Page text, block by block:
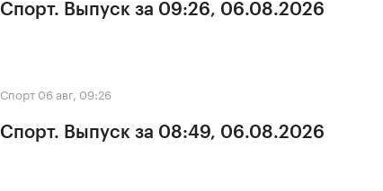
Спорт. Выпуск за 09:26, 06.08.2026
Спорт 06 авг, 09:26
Спорт. Выпуск за 08:49, 06.08.2026